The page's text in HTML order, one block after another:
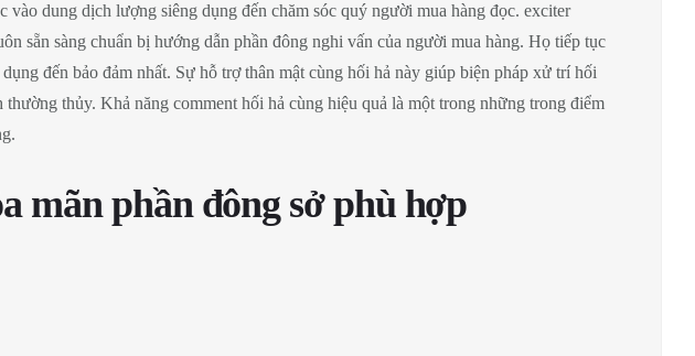
dung dịch lượng siêng dụng đến chăm sóc quý người mua hàng đọc. exciter
sẵn sàng chuẩn bị hướng dẫn phần đông nghi vấn của người mua hàng. Họ tiếp tục
đến bảo đảm nhất. Sự hỗ trợ thân mật cùng hối hả này giúp biện pháp xử trí hối
thủy. Khả năng comment hối hả cùng hiệu quả là một trong những trong điểm
mãn phần đông sở phù hợp